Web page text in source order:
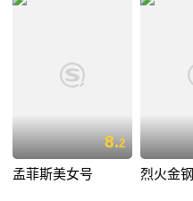
8.2
孟菲斯美女号 烈火金钢